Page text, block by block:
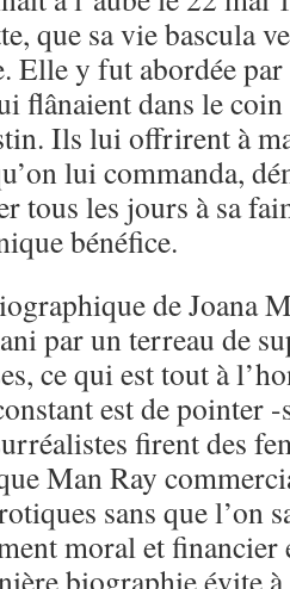
que sa vie bascula
Elle y fut abordée par
flânaient dans le coin
Ils lui offrirent à
lui commanda,
tous les jours à sa
bénéfice.
de Joana
par un terreau de
ce qui est tout à
est de pointer
firent des
Man Ray
sans que l’on
moral et financier
biographie évite